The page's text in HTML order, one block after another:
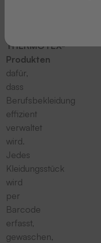
THERMOTEX-
Produkten
dafür,
dass
Berufsbekleidung
effizient
verwaltet
wird.
Jedes
Kleidungsstück
wird
per
Barcode
erfasst,
gewaschen,